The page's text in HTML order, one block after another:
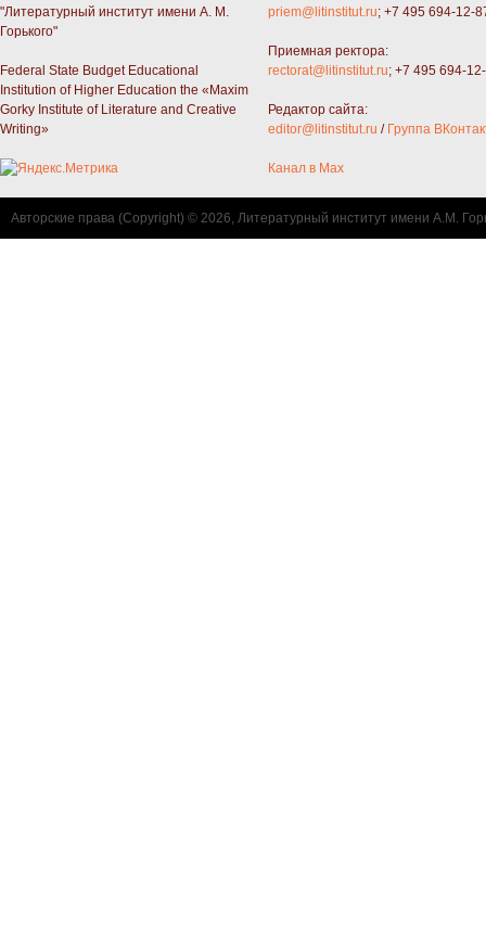
"Литературный институт имени А. М.
Горького"
Federal State Budget Educational
Institution of Higher Education the «Maxim
Gorky Institute of Literature and Creative
Writing»
priem@litinstitut.ru; +7 495 694-12-
Приемная ректора:
rectorat@litinstitut.ru; +7 495 694-
Редактор сайта:
editor@litinstitut.ru / Группа
Канал в Max
Авторские права (Copyright) © 2026, Литературный институт имени А.М.